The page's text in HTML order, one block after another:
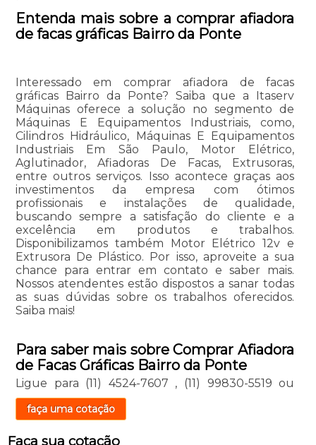
Entenda mais sobre a comprar afiadora
de facas gráficas Bairro da Ponte
Interessado em comprar afiadora de facas
gráficas Bairro da Ponte? Saiba que a Itaserv
Máquinas oferece a solução no segmento de
Máquinas E Equipamentos Industriais, como,
Cilindros Hidráulico, Máquinas E Equipamentos
Industriais Em São Paulo, Motor Elétrico,
Aglutinador, Afiadoras De Facas, Extrusoras,
entre outros serviços. Isso acontece graças aos
investimentos da empresa com ótimos
profissionais e instalações de qualidade,
buscando sempre a satisfação do cliente e a
excelência em produtos e trabalhos.
Disponibilizamos também Motor Elétrico 12v e
Extrusora De Plástico. Por isso, aproveite a sua
chance para entrar em contato e saber mais.
Nossos atendentes estão dispostos a sanar todas
as suas dúvidas sobre os trabalhos oferecidos.
Saiba mais!
Para saber mais sobre Comprar Afiadora
de Facas Gráficas Bairro da Ponte
Ligue para (11) 4524-7607 , (11) 99830-5519 ou
faça uma cotação
Faça sua cotação